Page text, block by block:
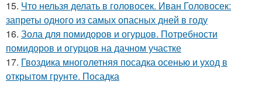
15. Что нельзя делать в головосек. Иван Головосек:
запреты одного из самых опасных дней в году
16. Зола для помидоров и огурцов. Потребности
помидоров и огурцов на дачном участке
17. Гвоздика многолетняя посадка осенью и уход в
открытом грунте. Посадка